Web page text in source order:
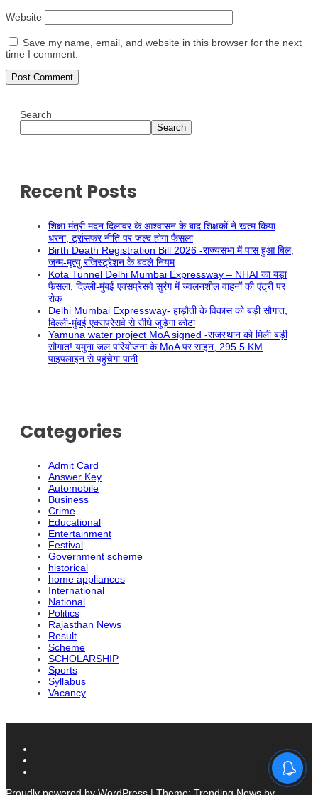
Website
Save my name, email, and website in this browser for the next
time I comment.
Search
Search
Recent Posts
शिक्षा मंत्री मदन दिलावर के आश्वासन के बाद शिक्षकों ने खत्म किया
धरना, ट्रांसफर नीति पर जल्द होगा फैसला
Birth Death Registration Bill 2026 -राज्यसभा में पास हुआ बिल,
जन्म-मृत्यु रजिस्ट्रेशन के बदले नियम
Kota Tunnel Delhi Mumbai Expressway – NHAI का बड़ा
फैसला, दिल्ली-मुंबई एक्सप्रेसवे सुरंग में ज्वलनशील वाहनों की एंट्री पर
रोक
Delhi Mumbai Expressway- हाड़ौती के विकास को बड़ी सौगात,
दिल्ली-मुंबई एक्सप्रेसवे से सीधे जुड़ेगा कोटा
Yamuna water project MoA signed -राजस्थान को मिली बड़ी
सौगात! यमुना जल परियोजना के MoA पर साइन, 295.5 KM
पाइपलाइन से पहुंचेगा पानी
Categories
Admit Card
Answer Key
Automobile
Business
Crime
Educational
Entertainment
Festival
Government scheme
historical
home appliances
International
National
Politics
Rajasthan News
Result
Scheme
SCHOLARSHIP
Sports
Syllabus
Vacancy